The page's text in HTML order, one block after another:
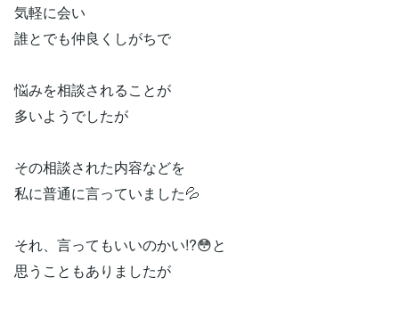
気軽に会い
誰とでも仲良くしがちで
悩みを相談されることが
多いようでしたが
その相談された内容などを
私に普通に言っていました💦
それ、言ってもいいのかい!?😳と
思うこともありましたが